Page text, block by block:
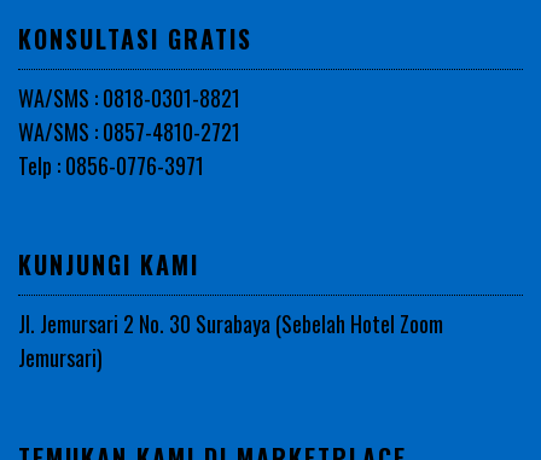
KONSULTASI GRATIS
WA/SMS : 0818-0301-8821
WA/SMS : 0857-4810-2721
Telp : 0856-0776-3971
KUNJUNGI KAMI
Jl. Jemursari 2 No. 30 Surabaya (Sebelah Hotel Zoom
Jemursari)